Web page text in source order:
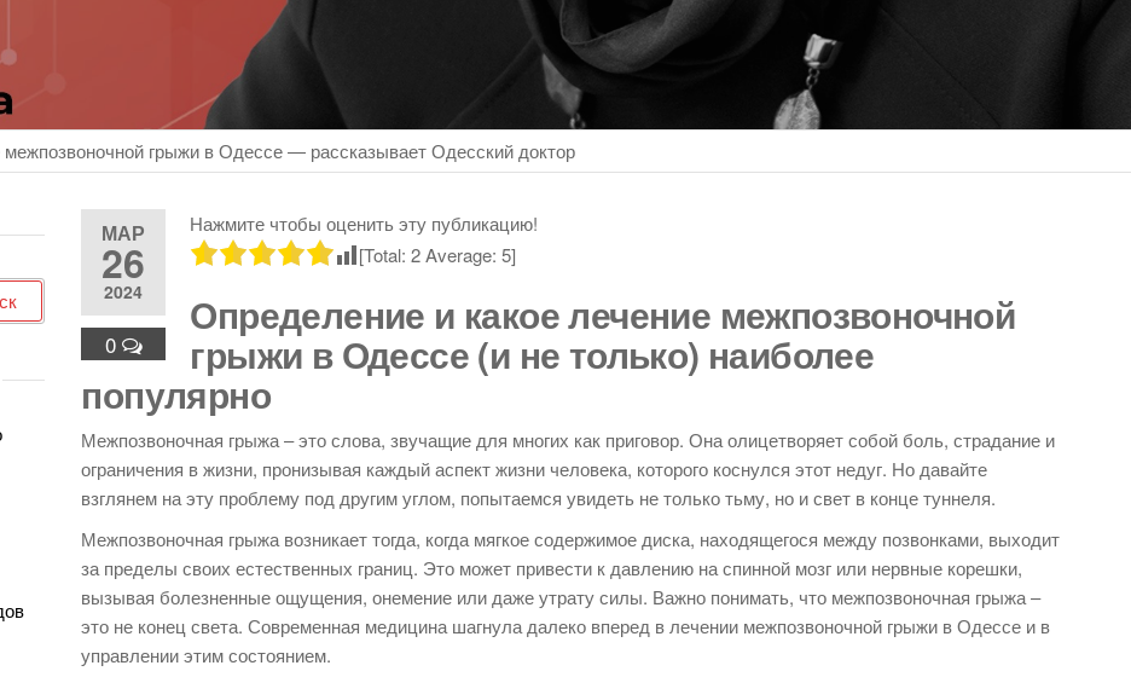
грыжи в Одессе — рассказывает Одесский доктор
МАР
26
2024
0
Нажмите чтобы оценить эту публикацию!
[Total:2Average:5]
Определение и какое лечение межпозвоночной
грыжи в Одессе (и не только) наиболее
популярно
Межпозвоночная грыжа – это слова, звучащие для многих как приговор. Она олицетворяет собой боль, страдание и
ограничения в жизни, пронизывая каждый аспект жизни человека, которого коснулся этот недуг. Но давайте
взглянем на эту проблему под другим углом, попытаемся увидеть не только тьму, но и свет в конце туннеля.
Межпозвоночная грыжа возникает тогда, когда мягкое содержимое диска, находящегося между позвонками, выходит
за пределы своих естественных границ. Это может привести к давлению на спинной мозг или нервные корешки,
вызывая болезненные ощущения, онемение или даже утрату силы. Важно понимать, что межпозвоночная грыжа –
это не конец света. Современная медицина шагнула далеко вперед в лечении межпозвоночной грыжи в Одессе и в
управлении этим состоянием.